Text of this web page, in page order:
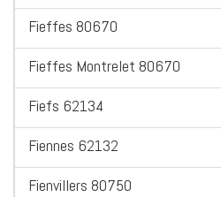
Fieffes 80670
Fieffes Montrelet 80670
Fiefs 62134
Fiennes 62132
Fienvillers 80750